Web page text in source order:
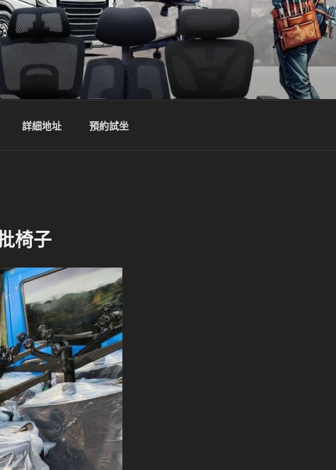
詳細地址 預約試坐
椅子